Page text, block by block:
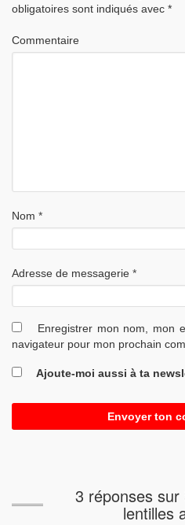
obligatoires sont indiqués avec *
Commentaire
Nom *
Adresse de messagerie *
Enregistrer mon nom, mon
navigateur pour mon prochain
Ajoute-moi aussi à ta
3 réponses sur
lentilles